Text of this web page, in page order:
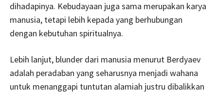
dihadapinya. Kebudayaan juga sama merupakan karya
manusia, tetapi lebih kepada yang berhubungan
dengan kebutuhan spiritualnya.
Lebih lanjut, blunder dari manusia menurut Berdyaev
adalah peradaban yang seharusnya menjadi wahana
untuk menanggapi tuntutan alamiah justru dibalikkan